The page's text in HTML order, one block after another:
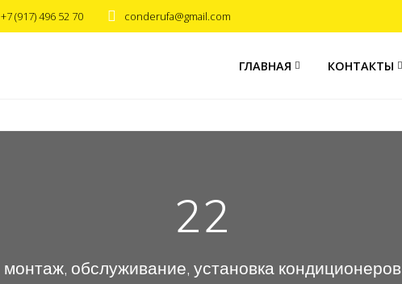
+7 (917) 496 52 70 conderufa@gmail.com
ГЛАВНАЯ КОНТАКТЫ
22
монтаж, обслуживание, установка кондиционеров